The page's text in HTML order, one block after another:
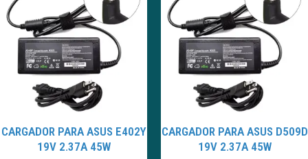
CARGADOR PARA ASUS E402Y
19V 2.37A 45W
CARGADOR PARA ASUS D509D
19V 2.37A 45W